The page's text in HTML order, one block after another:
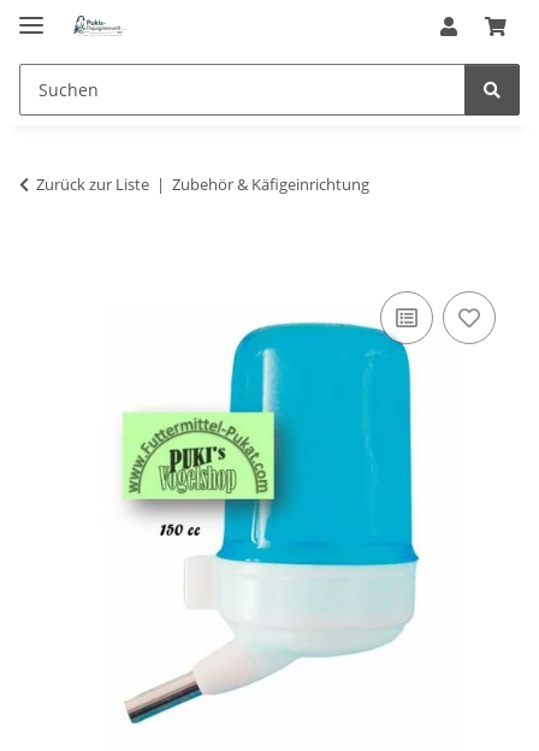
Zurück zur Liste Zubehör & Käfigeinrichtung